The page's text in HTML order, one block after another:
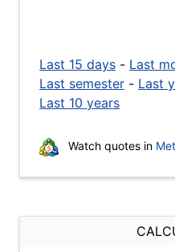
Last 15 days - Last
Last semester - Last
Last 10 years
Watch quotes in